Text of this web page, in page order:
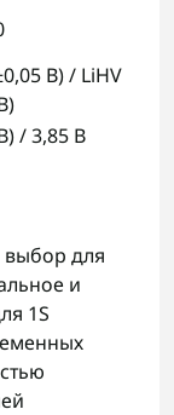
В) / LiHV
/ 3,85 В
для
и
1S